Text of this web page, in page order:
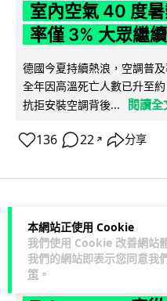
本網站正使用 Cookie
我們使用 Cookie 改善網站
我們的網站即表示您同意我
策 。
室內空氣 40 度
率僅 3% 大眾繼
德國今夏持續熱浪，空調普
全年因高溫死亡人數已升至
抗拒安裝空調背後...
閱讀全
136 22 ↗ 分享
科技娛樂 生活科技
Lawton 1 日